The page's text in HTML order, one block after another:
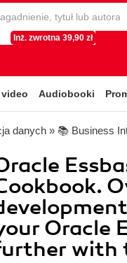
Inż. zwrotna 39,90 zł
Audiobooki
danych » 📚 Business
Oracle
with